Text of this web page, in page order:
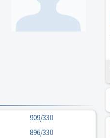
909/330
896/330